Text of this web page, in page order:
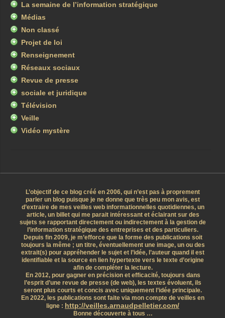
La semaine de l’information stratégique
Médias
Non classé
Projet de loi
Renseignement
Réseaux sociaux
Revue de presse
sociale et juridique
Télévision
Veille
Vidéo mystère
L’objectif de ce blog créé en 2006, qui n’est pas à proprement
parler un blog puisque je ne donne que très peu mon avis, est
d’extraire de mes veilles web informationnelles quotidiennes, un
article, un billet qui me parait intéressant et éclairant sur des
sujets se rapportant directement ou indirectement à la gestion de
l’information stratégique des entreprises et des particuliers.
Depuis fin 2009, je m’efforce que la forme des publications soit
toujours la même ; un titre, éventuellement une image, un ou des
extrait(s) pour appréhender le sujet et l’idée, l’auteur quand il est
identifiable et la source en lien hypertexte vers le texte d’origine
afin de compléter la lecture.
En 2012, pour gagner en précision et efficacité, toujours dans
l’esprit d’une revue de presse (de web), les textes évoluent, ils
seront plus courts et concis avec uniquement l’idée principale.
En 2022, les publications sont faite via mon compte de veilles en
ligne : http://veilles.arnaudpelletier.com/
Bonne découverte à tous …